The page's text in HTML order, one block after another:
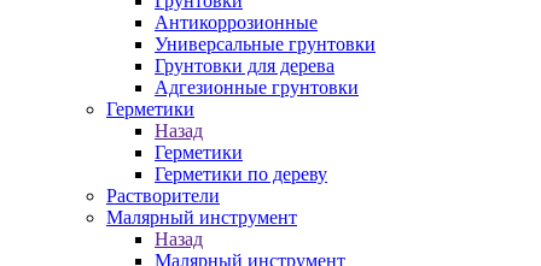
Антикоррозионные
Универсальные грунтовки
Грунтовки для дерева
Адгезионные грунтовки
Герметики
Назад
Герметики
Герметики по дереву
Растворители
Малярный инструмент
Назад
Малярный инструмент